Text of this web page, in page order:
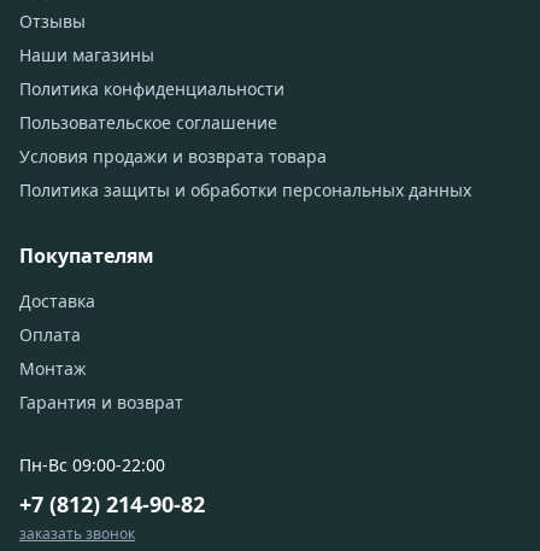
Отзывы
Наши магазины
Политика конфиденциальности
Пользовательское соглашение
Условия продажи и возврата товара
Политика защиты и обработки персональных данных
Покупателям
Доставка
Оплата
Монтаж
Гарантия и возврат
Пн-Вс 09:00-22:00
+7 (812) 214-90-82
заказать звонок